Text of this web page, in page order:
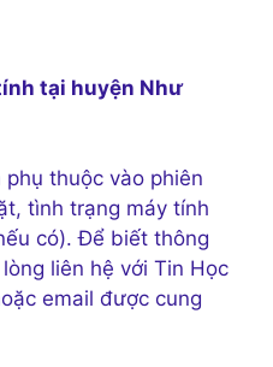
tại huyện Như
thuộc vào phiên
tình trạng máy tính
có). Để biết thông
liên hệ với Tin Học
email được cung